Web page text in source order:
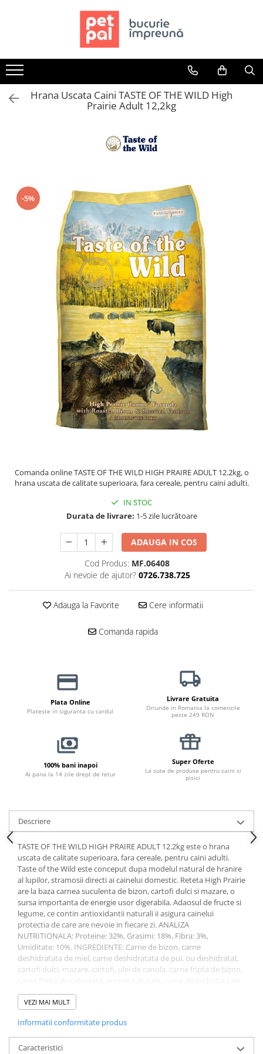
Câini
Hrană Uscată Câini
Câine Junior
Diete Veterinare Câini
Uscată
Recompense Câini
Piele Presată
Semi-umede
Îngrijire Câini
Covorașe Igienice Câini
Șampoane Câini
Antiparazitare Câini
Vitamine Câini
Culcușuri & Saltele Câini
Pisică Junior
Pisică Senior
Diete Veterinare Pisică
Recompense Pisici
Cremoase
Semi-umede
Proteice
Umede
Îngrijire Pisici
Așternut Igienic Pisici
Igienă Pisici
Antiparazitare Pisici
Vitamine Pisici
Perii & Piepteni Pisici
Accesorii Pisici
Culcușuri & Saltele Pisici
Castroane & Adapatori Pisici
Jucării Pisici
Hrana Uscata Caini TASTE OF THE WILD High
Prairie Adult 12,2kg
-5%
Comanda online TASTE OF THE WILD HIGH PRAIRE ADULT 12.2kg, o
hrana uscata de calitate superioara, fara cereale, pentru caini adulti.
IN STOC
Durata de livrare: 1-5 zile lucrătoare
ADAUGA IN COS
Cod Produs: MF.06408
Ai nevoie de ajutor? 0726.738.725
Adauga la Favorite Cere informatii
Comanda rapida
Plata Online
Plateste in siguranta cu cardul
Livrare Gratuita
Oriunde in Romania la comenzile
peste 249 RON
100% bani inapoi
Ai pana la 14 zile drept de retur
Super Oferte
La sute de produse pentru caini si
pisici
Descriere
TASTE OF THE WILD HIGH PRAIRE ADULT 12.2kg este o hrana
uscata de calitate superioara, fara cereale, pentru caini adulti.
Taste of the Wild este conceput dupa modelul natural de hranire
al lupilor, stramosii directi ai cainelui domestic. Reteta High Prairie
are la baza carnea suculenta de bizon, cartofi dulci si mazare, o
sursa importanta de energie usor digerabila. Adaosul de fructe si
legume, ce contin antioxidantii naturali ii asigura cainelui
protectia de care are nevoie in fiecare zi. ANALIZA
NUTRITIONALA: Proteine: 32%, Grasimi: 18%, Fibra: 3%,
Umiditate: 10%. INGREDIENTE: Carne de bizon, carne
deshidratata de miel, carne deshidratata de pui, ou deshidratat,
cartofi dulci, mazare, cartofi, ulei de canola, carne fripta de bizon,
peste oceanic, sare, clorura de colina, radacina de cicoare, rosii,
coacaze negre, zmeura, extract de yucca schidigera, produse
acidophilus, Lactobacillus casei si Lactobacillus Plantarum,
extract de Trichoderma longibrachiatum deshidratat, supliment
de Vitamina E, proteinat de fier, proteinat de zinc, proteinat de
VEZI MAI MULT
Informatii conformitate produs
Caracteristici